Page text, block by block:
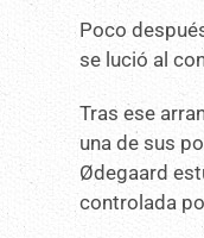
Poco
se lució al
Tras ese
una de sus
Ødegaard
controlada